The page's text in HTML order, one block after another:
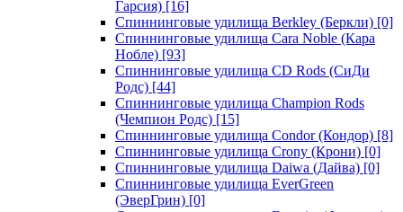
Гарсия) [16]
Спиннинговые удилища Berkley (Беркли) [0]
Спиннинговые удилища Cara Noble (Кара
Нобле) [93]
Спиннинговые удилища CD Rods (СиДи
Родс) [44]
Спиннинговые удилища Champion Rods
(Чемпион Родс) [15]
Спиннинговые удилища Condor (Кондор) [8]
Спиннинговые удилища Crony (Крони) [0]
Спиннинговые удилища Daiwa (Дайва) [0]
Спиннинговые удилища EverGreen
(ЭверГрин) [0]